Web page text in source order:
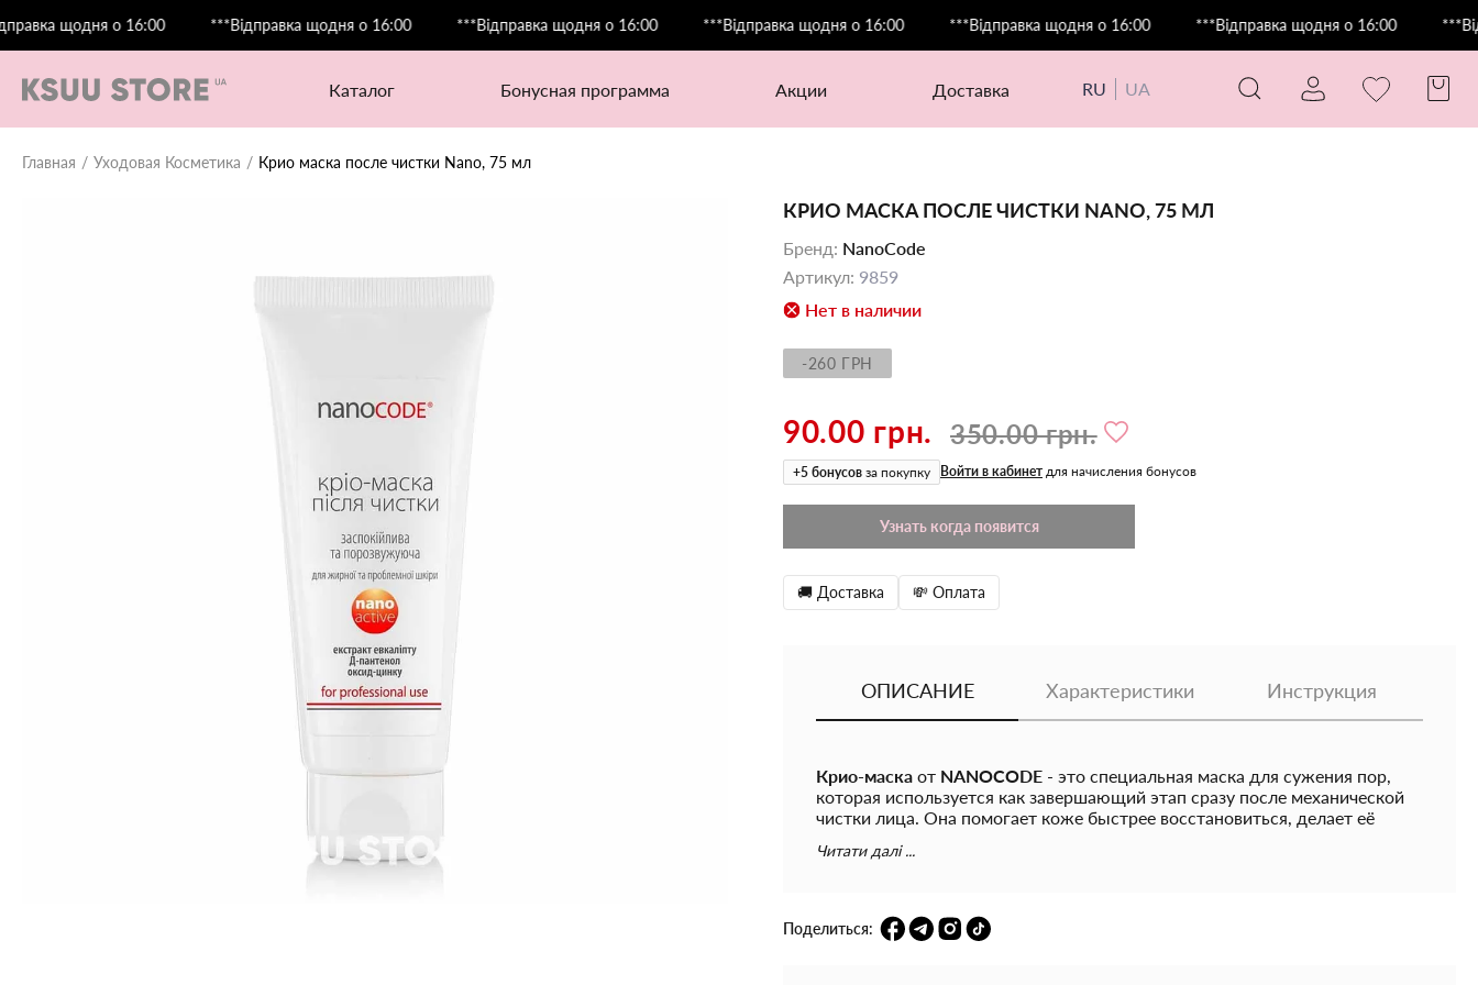
щодня о 16:00 ***Відправка щодня о 16:00 ***Відправка щодня о 16:00 ***Відправка щодня о 16:00 ***Відправка щодня о 16:00 ***Відправка щодня о 16:00
каталог бонусная программа акции доставка RU UA
Главная Уходовая Косметика Крио маска после чистки Nano, 75 мл
КРИО МАСКА ПОСЛЕ ЧИСТКИ NANO, 75 МЛ
Бренд: NanoCode
Артикул: 9859
Нет в наличии
-260 ГРН
90.00 грн. 350.00 грн.
+5 бонусов за покупку Войти в кабинет для начисления бонусов
Узнать когда появится
🚚 Доставка 💸 Оплата
ОПИСАНИЕ Характеристики Инструкция
Крио-маска от NANOCODE - это специальная маска для сужения пор,
которая используется как завершающий этап сразу после механической
чистки лица. Она помогает коже быстрее восстановиться, делает её
здоровый цвет.
Экстракт эвкалипта- обладает антисептическим, бактерицидным,
дезодорирующим и матирующим эффектом. Способствует сужению пор,
Читати далі ...
Поделиться: